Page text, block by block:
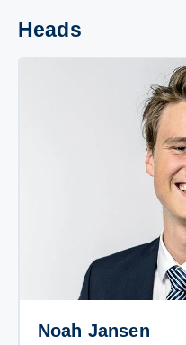
Heads
Noah Jansen